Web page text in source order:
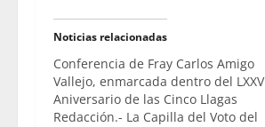
Noticias relacionadas
Conferencia de Fray Carlos Amigo
Vallejo, enmarcada dentro del LXXV
Aniversario de las Cinco Llagas
Redacción.- La Capilla del Voto del